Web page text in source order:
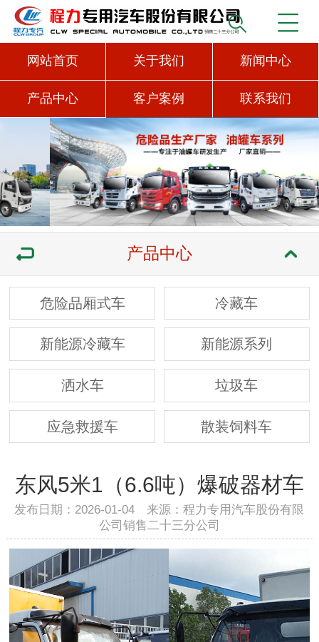
网站首页 关于我们 新闻中心
产品中心 客户案例 联系我们
产品中心
危险品厢式车 冷藏车
新能源冷藏车 新能源系列
洒水车 垃圾车
应急救援车 散装饲料车
东风5米1（6.6吨）爆破器材车
发布日期：2026-01-04 来源：程力专用汽车股份有限
公司销售二十三分公司